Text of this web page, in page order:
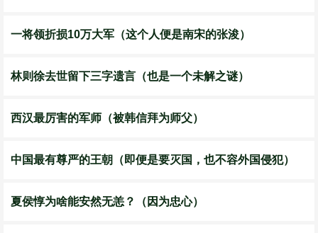
一将领折损10万大军（这个人便是南宋的张浚）
林则徐去世留下三字遗言（也是一个未解之谜）
西汉最厉害的军师（被韩信拜为师父）
中国最有尊严的王朝（即便是要灭国，也不容外国侵犯）
夏侯惇为啥能安然无恙？（因为忠心）